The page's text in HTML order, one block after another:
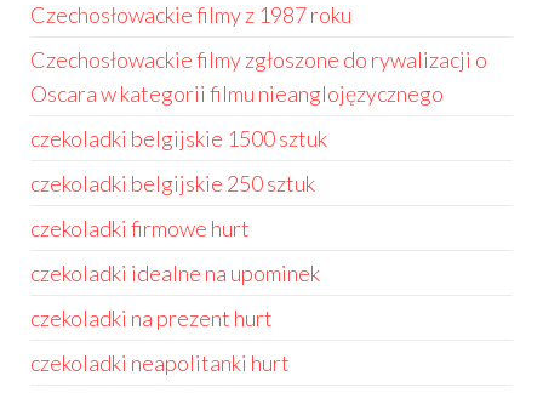
Czechosłowackie filmy z 1987 roku
Czechosłowackie filmy zgłoszone do rywalizacji o
Oscara w kategorii filmu nieanglojęzycznego
czekoladki belgijskie 1500 sztuk
czekoladki belgijskie 250 sztuk
czekoladki firmowe hurt
czekoladki idealne na upominek
czekoladki na prezent hurt
czekoladki neapolitanki hurt